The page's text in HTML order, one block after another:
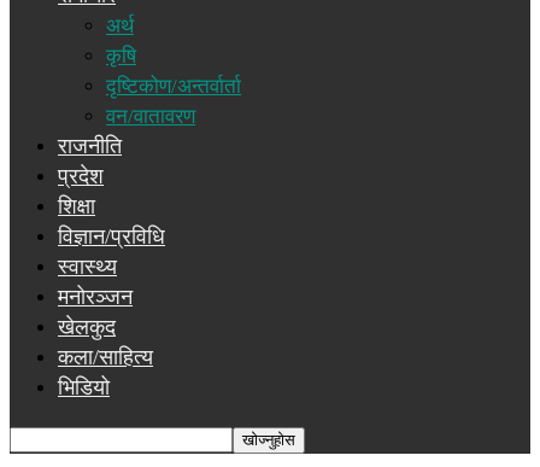
अर्थ
कृषि
दृष्टिकोण/अन्तर्वार्ता
वन/वातावरण
राजनीति
प्रदेश
शिक्षा
विज्ञान/प्रविधि
स्वास्थ्य
मनोरञ्जन
खेलकुद
कला/साहित्य
भिडियो